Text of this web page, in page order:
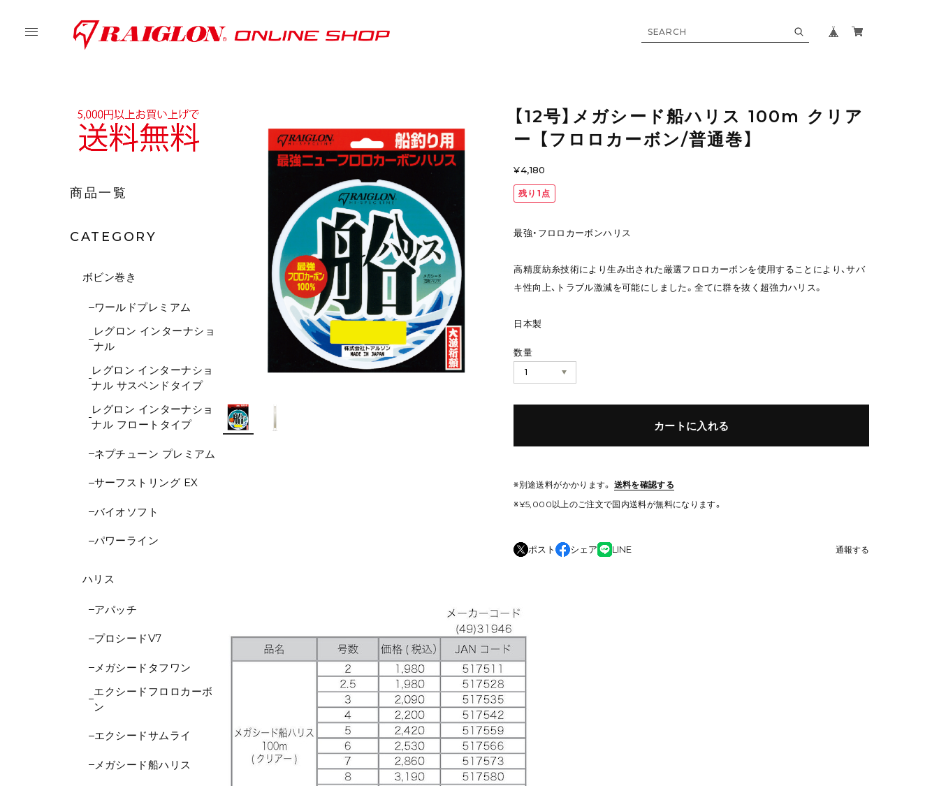
商品一覧
CATEGORY
ボビン巻き
ワールドプレミアム
レグロン インターナショ
ナル
レグロン インターナショ
ナル サスペンドタイプ
レグロン インターナショ
ナル フロートタイプ
ネプチューン プレミアム
サーフストリング EX
バイオソフト
パワーライン
ハリス
アパッチ
プロシードV7
メガシードタフワン
エクシードフロロカーボ
ン
エクシードサムライ
メガシード船ハリス
【12号】メガシード船ハリス 100m クリア
ー 【フロロカーボン/普通巻】
¥4,180
残り1点
最強・フロロカーボンハリス
高精度紡糸技術により生み出された厳選フロロカーボンを使用することにより、サバ
キ性向上、トラブル激減を可能にしました。全てに群を抜く超強力ハリス。
日本製
数量
カートに入れる
※別途送料がかかります。 送料を確認する
※¥5,000以上のご注文で国内送料が無料になります。
ポスト シェア LINE 通報する